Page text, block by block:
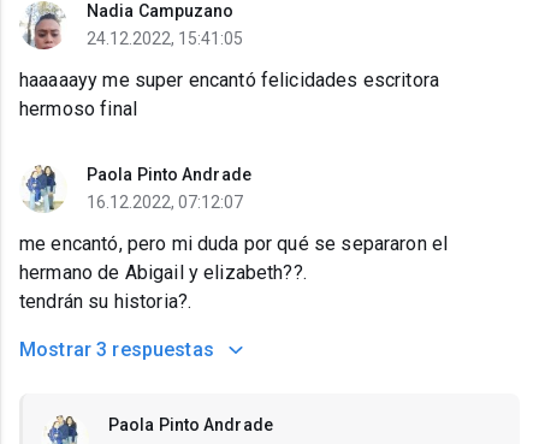
Nadia Campuzano
24.12.2022, 15:41:05
haaaaayy me super encantó felicidades escritora
hermoso final
Paola Pinto Andrade
16.12.2022, 07:12:07
me encantó, pero mi duda por qué se separaron el
hermano de Abigail y elizabeth??.
tendrán su historia?.
Mostrar 3 respuestas
Paola Pinto Andrade